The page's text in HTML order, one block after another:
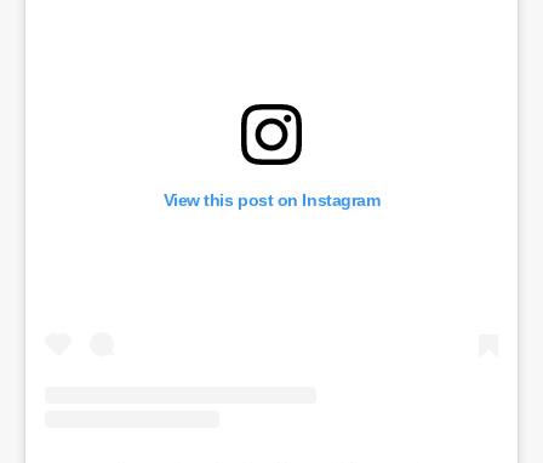
View this post on Instagram